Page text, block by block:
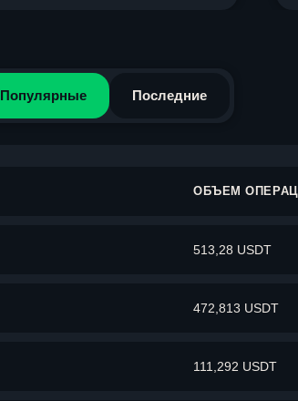
Популярные Последние
ОБЪЕМ
513,28 USDT
472,813 USDT
111,292 USDT